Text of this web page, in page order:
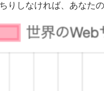
しなければ、あなた